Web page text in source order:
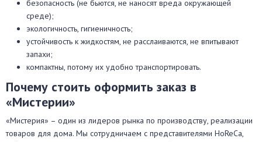
безопасность (не бьются, не наносят вреда окружающей
среде);
экологичность, гигиеничность;
устойчивость к жидкостям, не расслаиваются, не впитывают
запахи;
компактны, потому их удобно транспортировать.
Почему стоить оформить заказ в
«Мистерии»
«Мистерия» – один из лидеров рынка по производству, реализации
товаров для дома. Мы сотрудничаем с представителями HoReCa,